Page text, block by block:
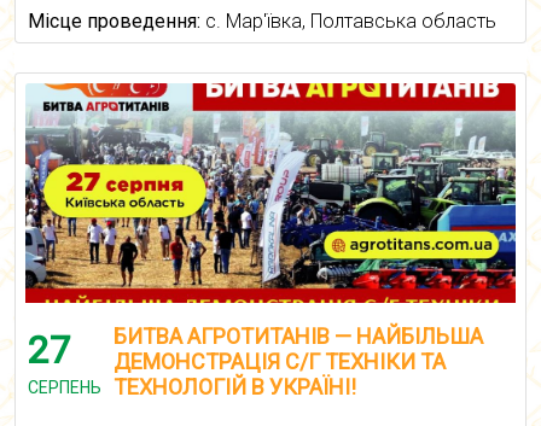
Місце проведення: с. Мар'ївка, Полтавська область
27
СЕРПЕНЬ
БИТВА АГРОТИТАНІВ — НАЙБІЛЬША
ДЕМОНСТРАЦІЯ С/Г ТЕХНІКИ ТА
ТЕХНОЛОГІЙ В УКРАЇНІ!